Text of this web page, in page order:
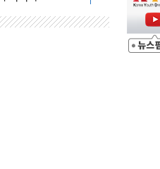
목소리 내야"
고조